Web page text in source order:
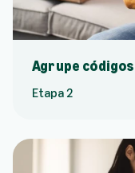
Agrupe
Etapa 2